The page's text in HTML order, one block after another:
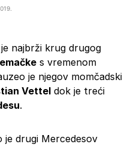
najbrži krug drugog
s vremenom
je njegov momčadski
Vettel dok je treći
.
drugi Mercedesov